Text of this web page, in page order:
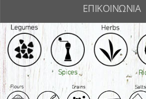
ΕΠΙΚΟΙΝΩΝΙΑ